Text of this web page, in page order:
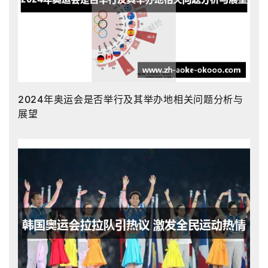
2024年奥运会是否举行及其举办地相关问题分析与
展望